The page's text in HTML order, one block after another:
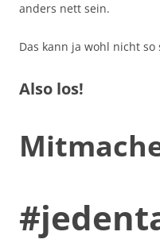
anders nett sein.
Das kann ja wohl nicht so
Also los!